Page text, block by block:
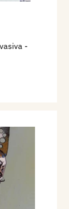
-